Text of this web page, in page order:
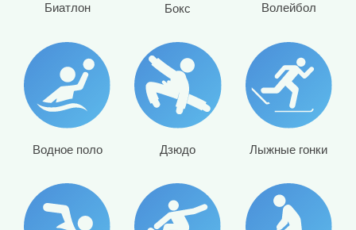
Биатлон Бокс Волейбол
Водное поло Дзюдо Лыжные гонки